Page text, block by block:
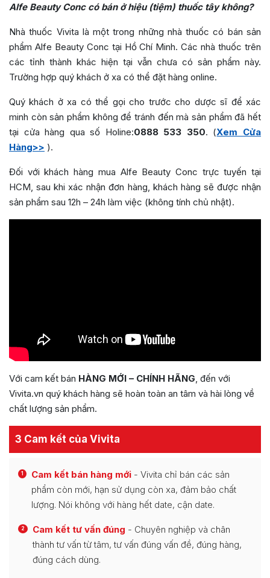
Alfe Beauty Conc có bán ở hiệu (tiệm) thuốc tây không?
Nhà thuốc Vivita là một trong những nhà thuốc có bán sản
phẩm Alfe Beauty Conc tại Hồ Chí Minh. Các nhà thuốc trên
các tỉnh thành khác hiện tại vẫn chưa có sản phẩm này.
Trường hợp quý khách ở xa có thể đặt hàng online.
Quý khách ở xa có thể gọi cho trước cho dược sĩ để xác
minh còn sản phẩm không để tránh đến mà sản phẩm đã hết
tại cửa hàng qua số Holine:0888 533 350. (Xem Cửa
Hàng>> ).
Đối với khách hàng mua Alfe Beauty Conc trực tuyến tại
HCM, sau khi xác nhận đơn hàng, khách hàng sẽ được nhận
sản phẩm sau 12h – 24h làm việc (không tính chủ nhật).
Với cam kết bán HÀNG MỚI – CHÍNH HÃNG, đến với
Vivita.vn quý khách hàng sẽ hoàn toàn an tâm và hài lòng về
chất lượng sản phẩm.
3 Cam kết của Vivita
1 Cam kết bán hàng mới - Vivita chỉ bán các sản
phẩm còn mới, hạn sử dụng còn xa, đảm bảo chất
lượng. Nói không với hàng hết date, cận date.
2 Cam kết tư vấn đúng - Chuyên nghiệp và chân
thành tư vấn từ tâm, tư vấn đúng vấn đề, đúng hàng,
đúng cách dùng.